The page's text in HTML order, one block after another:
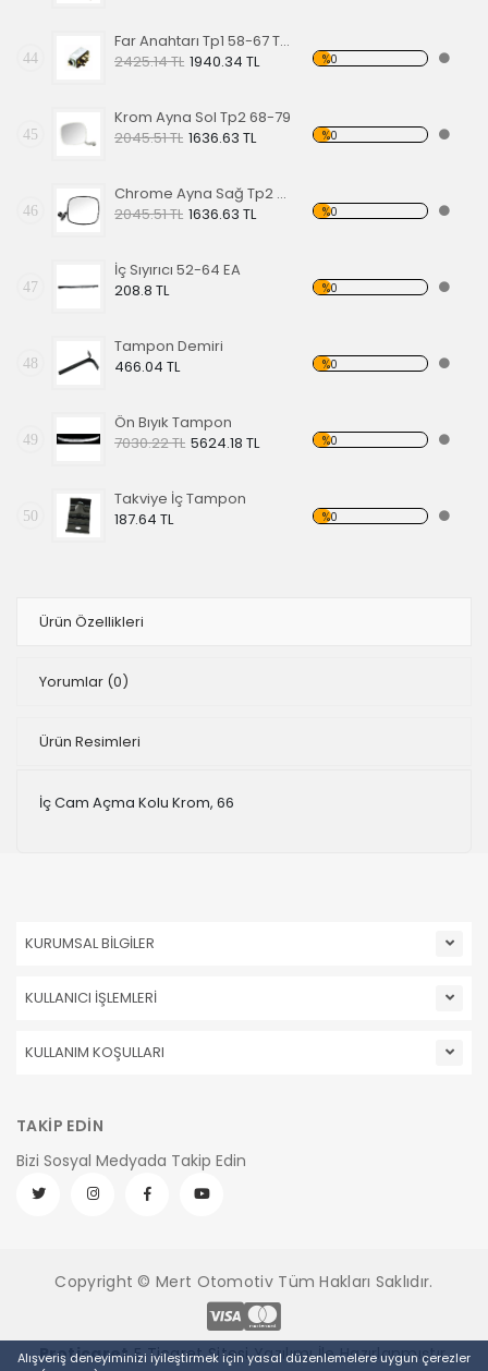
44
Far Anahtarı Tp1 58-67 Tp2 68-70 Tp3 64-67
2425.14 TL 1940.34 TL %0
45
Krom Ayna Sol Tp2 68-79
2045.51 TL 1636.63 TL %0
46
Chrome Ayna Sağ Tp2 68-79
2045.51 TL 1636.63 TL %0
47
İç Sıyırıcı 52-64 EA
208.8 TL
%0
48
Tampon Demiri
466.04 TL
%0
49
Ön Bıyık Tampon
7030.22 TL 5624.18 TL %0
50
Takviye İç Tampon
187.64 TL
%0
Ürün Özellikleri
Yorumlar (0)
Ürün Resimleri
İç Cam Açma Kolu Krom, 66
Alışveriş deneyiminizi iyileştirmek için yasal düzenlemelere uygun çerezler
KURUMSAL BİLGİLER
KULLANICI İŞLEMLERİ
KULLANIM KOŞULLARI
TAKİP EDİN
Bizi Sosyal Medyada Takip Edin
Copyright © Mert Otomotiv Tüm Hakları Saklıdır.
Pro ticaret E Ticaret SitesiYazılımı İle Hazırlanmıştır.